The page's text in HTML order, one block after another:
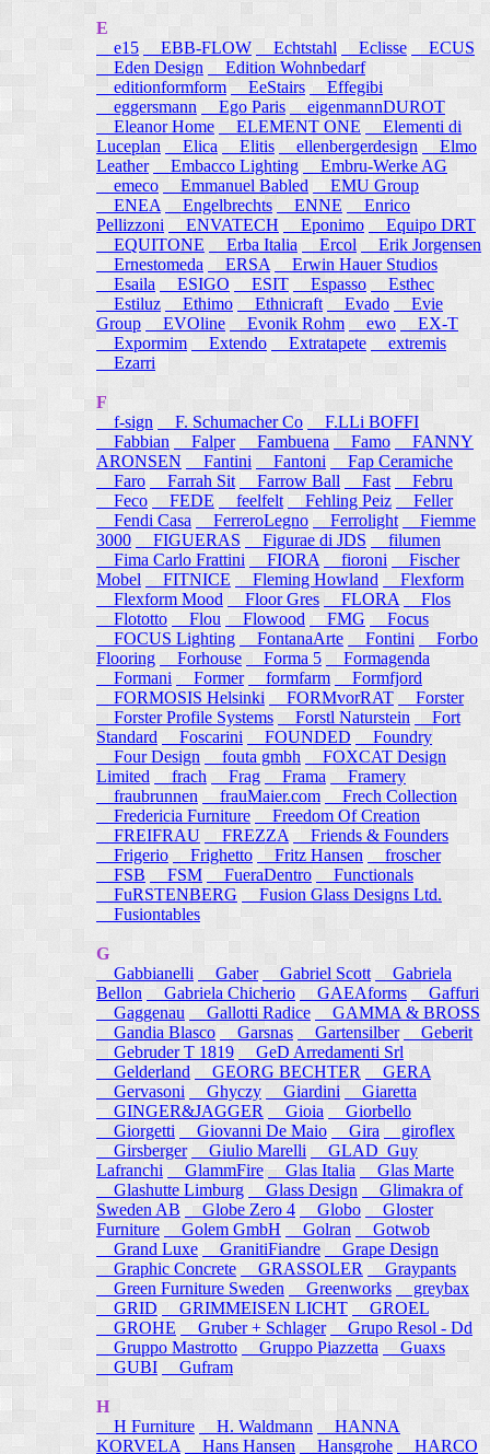
E
e15 EBB-FLOW Echtstahl Eclisse
ECUS
Eden Design
Edition Wohnbedarf
editionformform
EeStairs
Effegibi
eggersmann
Ego Paris
eigenmannDUROT
Eleanor Home
ELEMENT ONE
Elementi di
Luceplan
Elica Elitis ellenbergerdesign
Elmo
Leather
Embacco Lighting
Embru-Werke AG
emeco
Emmanuel Babled
EMU Group
ENEA
Engelbrechts ENNE
Enrico
Pellizzoni ENVATECH Eponimo
Equipo DRT
EQUITONE
Erba Italia Ercol
Erik Jorgensen
Ernestomeda
ERSA
Erwin Hauer Studios
Esaila
ESIGO ESIT Espasso
Esthec
Estiluz
Ethimo Ethnicraft Evado
Evie
Group
EVOline Evonik Rohm ewo
EX-T
Expormim
Extendo Extratapete
extremis
Ezarri
F
f-sign
F. Schumacher Co
F.LLi BOFFI
Fabbian
Falper Fambuena Famo
FANNY
ARONSEN
Fantini Fantoni
Fap Ceramiche
Faro
Farrah Sit Farrow Ball Fast
Febru
Feco
FEDE feelfelt Fehling Peiz
Feller
Fendi Casa
FerreroLegno Ferrolight
Fiemme
3000
FIGUERAS Figurae di JDS
filumen
Fima Carlo Frattini
FIORA fioroni
Fischer
Mobel
FITNICE Fleming Howland
Flexform
Flexform Mood
Floor Gres FLORA
Flos
Flototto
Flou Flowood FMG
Focus
FOCUS Lighting
FontanaArte Fontini
Forbo
Flooring
Forhouse Forma 5
Formagenda
Formani
Former formfarm
Formfjord
FORMOSIS Helsinki
FORMvorRAT
Forster
Forster Profile Systems
Forstl Naturstein
Fort
Standard
Foscarini FOUNDED
Foundry
Four Design
fouta gmbh
FOXCAT Design
Limited
frach Frag Frama
Framery
fraubrunnen
frauMaier.com
Frech Collection
Fredericia Furniture
Freedom Of Creation
FREIFRAU
FREZZA
Friends & Founders
Frigerio
Frighetto Fritz Hansen
froscher
FSB
FSM FueraDentro
Functionals
FuRSTENBERG
Fusion Glass Designs Ltd.
Fusiontables
G
Gabbianelli
Gaber Gabriel Scott
Gabriela
Bellon
Gabriela Chicherio GAEAforms
Gaffuri
Gaggenau
Gallotti Radice
GAMMA & BROSS
Gandia Blasco
Garsnas Gartensilber
Geberit
Gebruder T 1819
GeD Arredamenti Srl
Gelderland
GEORG BECHTER
GERA
Gervasoni
Ghyczy Giardini
Giaretta
GINGER&JAGGER
Gioia
Giorbello
Giorgetti
Giovanni De Maio Gira
giroflex
Girsberger
Giulio Marelli
GLAD_Guy
Lafranchi
GlammFire Glas Italia
Glas Marte
Glashutte Limburg
Glass Design
Glimakra of
Sweden AB
Globe Zero 4 Globo
Gloster
Furniture
Golem GmbH Golran
Gotwob
Grand Luxe
GranitiFiandre
Grape Design
Graphic Concrete
GRASSOLER
Graypants
Green Furniture Sweden
Greenworks
greybax
GRID
GRIMMEISEN LICHT
GROEL
GROHE
Gruber + Schlager
Grupo Resol - Dd
Gruppo Mastrotto
Gruppo Piazzetta
Guaxs
GUBI
Gufram
H
H Furniture
H. Waldmann
HANNA
KORVELA
Hans Hansen Hansgrohe HARCO